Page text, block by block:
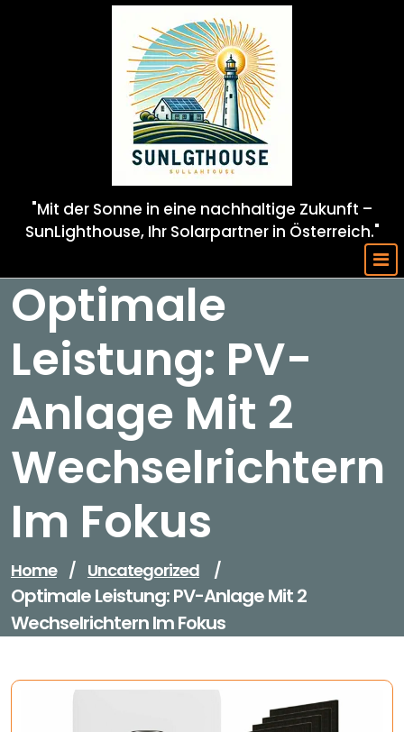
"Mit der Sonne in eine nachhaltige Zukunft –
SunLighthouse, Ihr Solarpartner in Österreich."
Optimale
Leistung: PV-
Anlage Mit 2
Wechselrichtern
Im Fokus
Home / Uncategorized /
Optimale Leistung: PV-Anlage Mit 2
Wechselrichtern Im Fokus